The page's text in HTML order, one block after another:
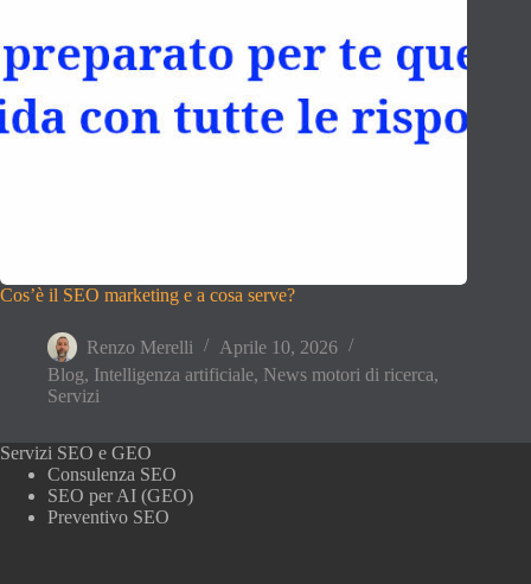
Cos’è il SEO marketing e a cosa serve?
Renzo Merelli
Aprile 10, 2026
Blog, Intelligenza artificiale, News motori di ricerca,
Servizi
Servizi SEO e GEO
Consulenza SEO
SEO per AI (GEO)
Preventivo SEO